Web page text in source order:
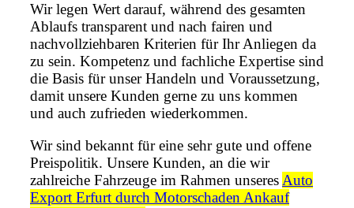
Wir legen Wert darauf, während des gesamten
Ablaufs transparent und nach fairen und
nachvollziehbaren Kriterien für Ihr Anliegen da
zu sein. Kompetenz und fachliche Expertise sind
die Basis für unser Handeln und Voraussetzung,
damit unsere Kunden gerne zu uns kommen
und auch zufrieden wiederkommen.
Wir sind bekannt für eine sehr gute und offene
Preispolitik. Unsere Kunden, an die wir
zahlreiche Fahrzeuge im Rahmen unseres Auto
Export Erfurt durch Motorschaden Ankauf